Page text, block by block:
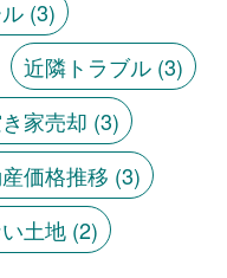
(3)
近隣トラブル(3)
家売却 (3)
価格推移 (3)
土地(2)